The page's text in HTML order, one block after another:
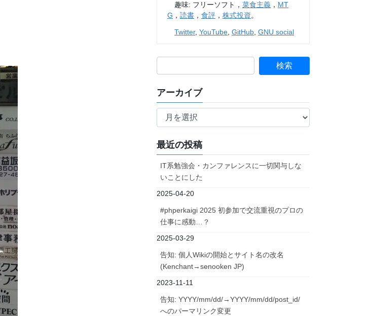
趣味: フリーソフト，菜食主義 ， MT
G ，読書 ，食評 ，株式投資。
Twitter,YouTube ,GitHub ,GNU social
アーカイブ
ア
イ
ブ
最近の投稿
IT系勉強会・カンファレンスに一切関与しな
いことにした
2025-04-20
#phperkaigi 2025 初参加で交流重視のプロの
仕事に感動…？
2025-03-29
告知: 個人Wikiの開始とサイト名の改名
(Kenchant→senooken JP)
2023-11-11
告知: YYYY/mm/dd/→YYYY/mm/dd/post_id/
へのパーマリンク変更